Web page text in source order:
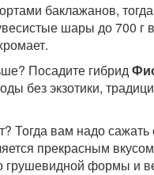
баклажанов,
шары до 700 г
Посадите гибрид
без экзотики,
Тогда вам надо сажать
прекрасным
грушевидной формы и